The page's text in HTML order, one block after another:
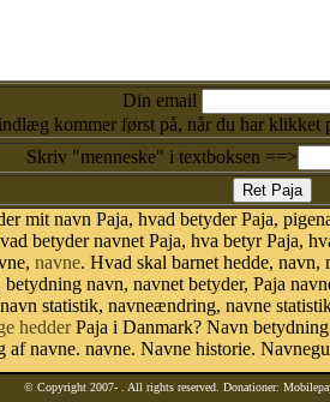
Din email
kommer først på, når du har klikket
Skriv "menneske" i textboksen ==>
mit navn Paja, hvad betyder Paja,
betyder navnet Paja, hva betyr Paja,
navne. Hvad skal barnet hedde,
navn, navnet betyder, Paja
statistik, navneændring, navne
hedderPaja i Danmark? Navn
navne. navne. Navne historie.
© Copyright 2007- . All rights reserved. Donationer: